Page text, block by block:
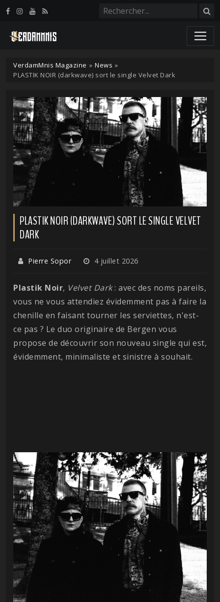
VerdamMnis Magazine » News »
PLASTIK NOIR (darkwave) sort le single Velvet Dark
PLASTIK NOIR (DARKWAVE) SORT LE SINGLE VELVET
DARK
Pierre Sopor 4 juillet 2026
Plastik Noir, Velvet Dark: avec des noms pareils,
vous ne vous attendiez évidemment pas à faire la
chenille en faisant tourner les serviettes, n'est-
ce pas ? Le duo originaire de Bergen vous
propose de découvrir son nouveau single qui est,
évidemment, minimaliste et sinistre à souhait.
Panneau de gestion des cookies